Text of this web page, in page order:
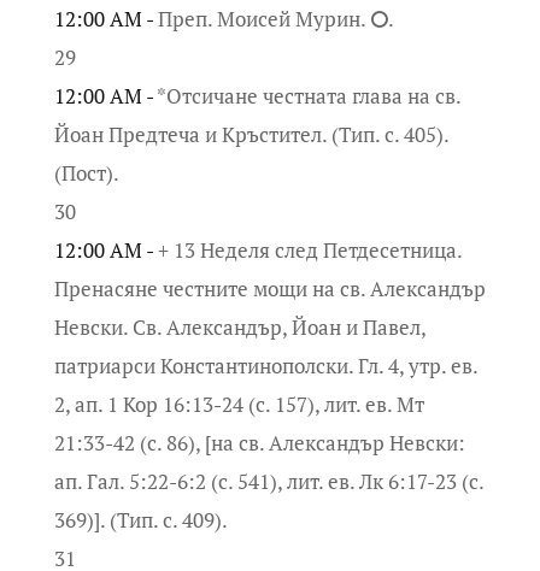
12:00 AM -Преп. Моисей Мурин. ⭘.
29
12:00 AM -*Отсичане честната глава на св.
Йоан Предтеча и Кръстител. (Тип. с. 405).
(Пост).
30
12:00 AM -+ 13 Неделя след Петдесетница.
Пренасяне честните мощи на св. Александър
Невски. Св. Александър, Йоан и Павел,
патриарси Константинополски. Гл. 4, утр. ев.
2, ап. 1 Кор 16:13-24 (с. 157), лит. ев. Мт
21:33-42 (с. 86), [на св. Александър Невски:
ап. Гал. 5:22-6:2 (с. 541), лит. ев. Лк 6:17-23 (с.
369)]. (Тип. с. 409).
31